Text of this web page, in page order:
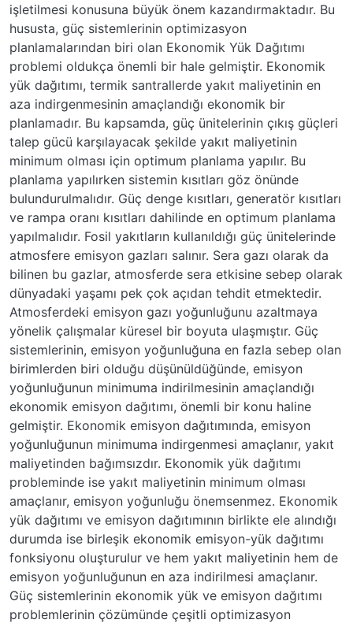
işletilmesi konusuna büyük önem kazandırmaktadır. Bu
hususta, güç sistemlerinin optimizasyon
planlamalarından biri olan Ekonomik Yük Dağıtımı
problemi oldukça önemli bir hale gelmiştir. Ekonomik
yük dağıtımı, termik santrallerde yakıt maliyetinin en
aza indirgenmesinin amaçlandığı ekonomik bir
planlamadır. Bu kapsamda, güç ünitelerinin çıkış güçleri
talep gücü karşılayacak şekilde yakıt maliyetinin
minimum olması için optimum planlama yapılır. Bu
planlama yapılırken sistemin kısıtları göz önünde
bulundurulmalıdır. Güç denge kısıtları, generatör kısıtları
ve rampa oranı kısıtları dahilinde en optimum planlama
yapılmalıdır. Fosil yakıtların kullanıldığı güç ünitelerinde
atmosfere emisyon gazları salınır. Sera gazı olarak da
bilinen bu gazlar, atmosferde sera etkisine sebep olarak
dünyadaki yaşamı pek çok açıdan tehdit etmektedir.
Atmosferdeki emisyon gazı yoğunluğunu azaltmaya
yönelik çalışmalar küresel bir boyuta ulaşmıştır. Güç
sistemlerinin, emisyon yoğunluğuna en fazla sebep olan
birimlerden biri olduğu düşünüldüğünde, emisyon
yoğunluğunun minimuma indirilmesinin amaçlandığı
ekonomik emisyon dağıtımı, önemli bir konu haline
gelmiştir. Ekonomik emisyon dağıtımında, emisyon
yoğunluğunun minimuma indirgenmesi amaçlanır, yakıt
maliyetinden bağımsızdır. Ekonomik yük dağıtımı
probleminde ise yakıt maliyetinin minimum olması
amaçlanır, emisyon yoğunluğu önemsenmez. Ekonomik
yük dağıtımı ve emisyon dağıtımının birlikte ele alındığı
durumda ise birleşik ekonomik emisyon-yük dağıtımı
fonksiyonu oluşturulur ve hem yakıt maliyetinin hem de
emisyon yoğunluğunun en aza indirilmesi amaçlanır.
Güç sistemlerinin ekonomik yük ve emisyon dağıtımı
problemlerinin çözümünde çeşitli optimizasyon